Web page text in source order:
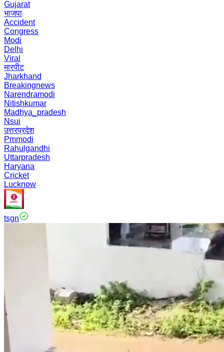
Gujarat
भाजपा
Accident
Congress
Modi
Delhi
Viral
मारपीट
Jharkhand
Breakingnews
Narendramodi
Nitishkumar
Madhya_pradesh
Nsui
उत्तरप्रदेश
Pmmodi
Rahulgandhi
Uttarpradesh
Haryana
Cricket
Lucknow
tsgn